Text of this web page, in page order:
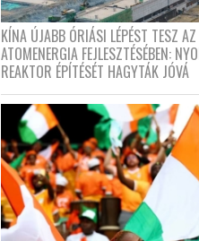
KÍNA ÚJABB ÓRIÁSI LÉPÉST TESZ AZ
ATOMENERGIA FEJLESZTÉSÉBEN:
REAKTOR ÉPÍTÉSÉT HAGYTÁK JÓVÁ